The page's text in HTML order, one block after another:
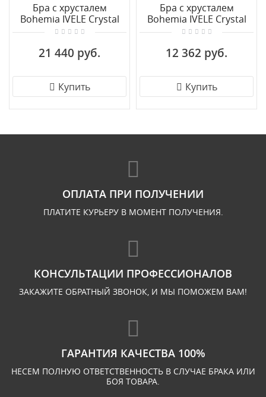
Бра с хрусталем
Bohemia IVELE Crystal
19091B/H2/35IV G
21 440 руб.
Купить
Бра с хрусталем
Bohemia IVELE Crystal
19271B/H1/25IV G
12 362 руб.
Купить
ОПЛАТА ПРИ ПОЛУЧЕНИИ
ПЛАТИТЕ КУРЬЕРУ В МОМЕНТ ПОЛУЧЕНИЯ.
КОНСУЛЬТАЦИИ ПРОФЕССИОНАЛОВ
ЗАКАЖИТЕ ОБРАТНЫЙ ЗВОНОК, И МЫ ПОМОЖЕМ ВАМ!
ГАРАНТИЯ КАЧЕСТВА 100%
НЕСЕМ ПОЛНУЮ ОТВЕТСТВЕННОСТЬ В СЛУЧАЕ БРАКА ИЛИ
БОЯ ТОВАРА.